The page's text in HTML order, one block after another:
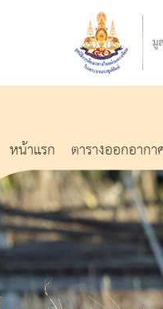
หน้าแรก ตารางออกอากา